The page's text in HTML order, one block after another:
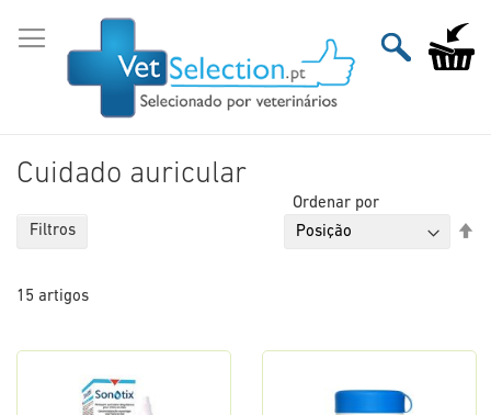
para
Conteúdo
O Meu
Cuidado auricular
15 artigos
Ordenar por
Filtros